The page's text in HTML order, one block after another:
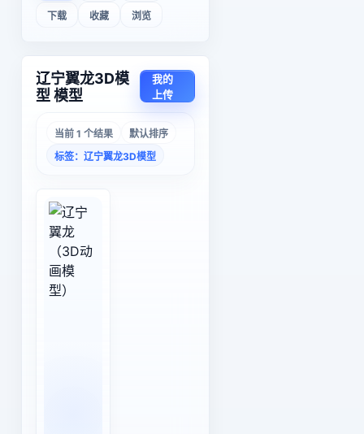
下载 收藏 浏览
辽宁翼龙3D模
型 模型
我的
上传
当前 1 个结果
默认排序
标签：辽宁翼龙3D模型